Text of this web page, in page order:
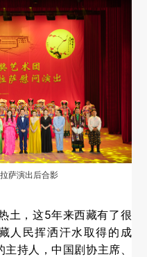
萨演出后合影
土，这5年来西藏有了很
人民挥洒汗水取得的成
持人，中国剧协主席、